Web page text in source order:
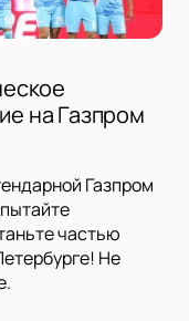
на Газпром
Газпром
частью
Не